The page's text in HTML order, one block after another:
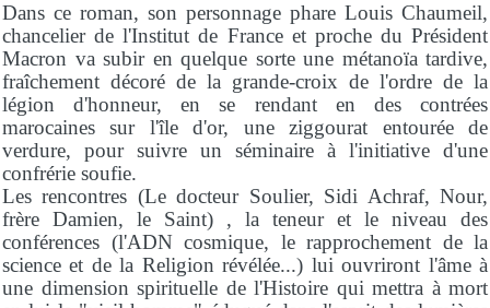
Dans ce roman, son personnage phare Louis Chaumeil,
chancelier de l'Institut de France et proche du Président
Macron va subir en quelque sorte une métanoïa tardive,
fraîchement décoré de la grande-croix de l'ordre de la
légion d'honneur, en se rendant en des contrées
marocaines sur l'île d'or, une ziggourat entourée de
verdure, pour suivre un séminaire à l'initiative d'une
confrérie soufie.
Les rencontres (Le docteur Soulier, Sidi Achraf, Nour,
frère Damien, le Saint) , la teneur et le niveau des
conférences (l'ADN cosmique, le rapprochement de la
science et de la Religion révélée...) lui ouvriront l'âme à
une dimension spirituelle de l'Histoire qui mettra à mort